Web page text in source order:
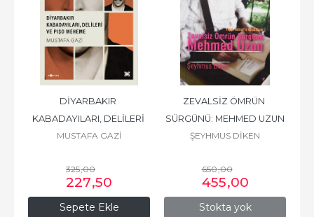
Sepete Ekle
DİYARBAKIR
KABADAYILARI, DELİLERİ
VE PIŞO MEHEME
MUSTAFA GAZİ
325,00
227,50
Stokta yok
ZEVALSİZ ÖMRÜN
SÜRGÜNÜ: MEHMED UZUN
ŞEYHMUS DİKEN
650,00
455,00